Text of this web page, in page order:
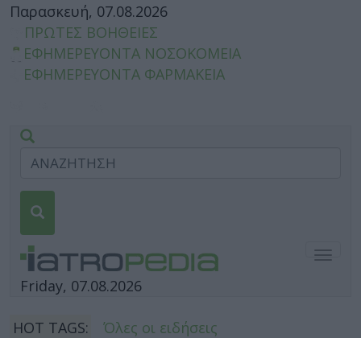
Παρασκευή, 07.08.2026
ΠΡΩΤΕΣ ΒΟΗΘΕΙΕΣ
ΕΦΗΜΕΡΕΥΟΝΤΑ ΝΟΣΟΚΟΜΕΙΑ
ΕΦΗΜΕΡΕΥΟΝΤΑ ΦΑΡΜΑΚΕΙΑ
Friday, 07.08.2026
HOT TAGS:
Όλες οι ειδήσεις